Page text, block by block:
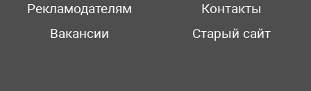
Рекламодателям
Контакты
Вакансии
Старый сайт